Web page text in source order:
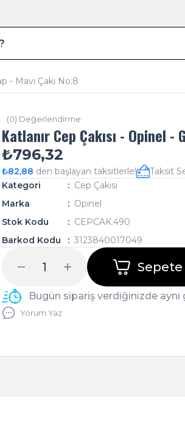
- Mavi Çakı No:8
(0) Değerlendirme
Katlanır Cep Çakısı - Opinel -
₺796,32
₺82,88 den başlayan taksitlerle!
Taksit
Kategori
Cep Çakısı
Marka
Opinel
Stok Kodu
CEPCAK.490
Barkod Kodu
3123840017049
Sepete
Bugün sipariş verdiğinizde
Yorum Yaz